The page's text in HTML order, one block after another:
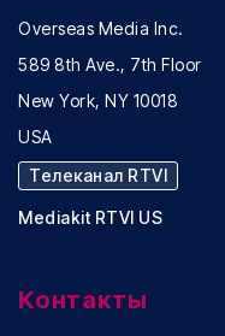
Overseas Media Inc.
589 8th Ave., 7th Floor
New York, NY 10018
USA
Телеканал RTVI
Mediakit RTVI US
Контакты